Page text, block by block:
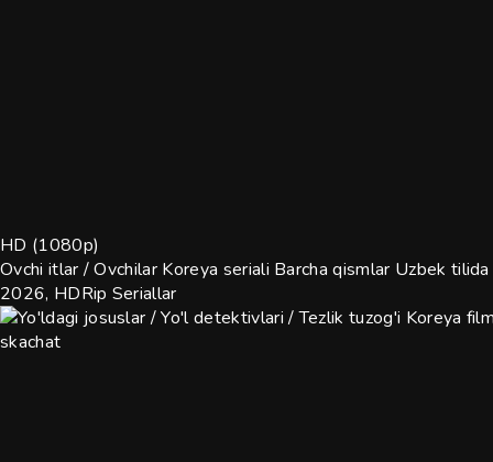
HD (1080p)
Ovchi itlar / Ovchilar Koreya seriali Barcha qismlar Uzbek
2026, HDRip Seriallar